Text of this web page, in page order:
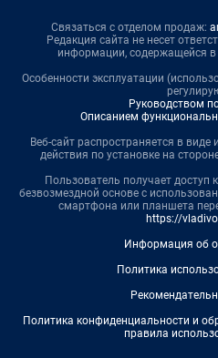
Связаться с отделом продаж:
Редакция сайта не несет
информации, содержащейся
Особенности эксплуатации
Руководством
Описанием
Веб-сайт распространяется в виде
действия по установке на
Пользователь получает доступ
безвозмездной основе с
смартфона или планшета
https://
Информация об
Политика
Политика конфиденциальности и
правила